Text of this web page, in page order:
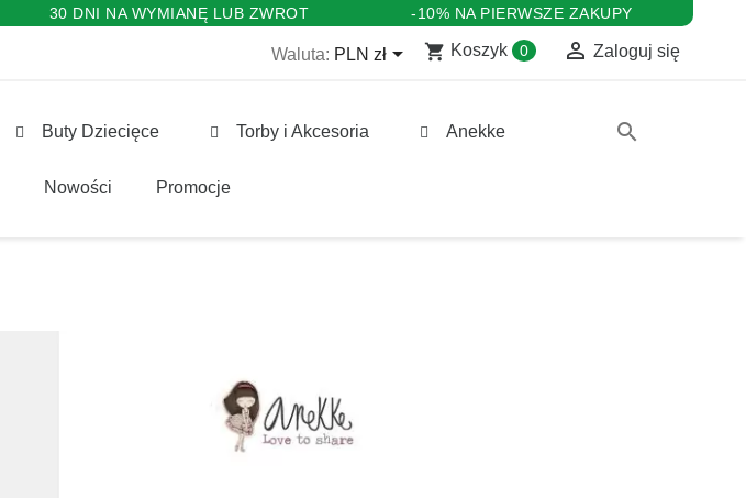
30 DNI NA WYMIANĘ LUB ZWROT -10% NA PIERWSZE ZAKUPY
Waluta: PLN zł shopping_cart Koszyk 0  Zaloguj się
Buty Dziecięce Torby i Akcesoria Anekke
Nowości Promocje
search